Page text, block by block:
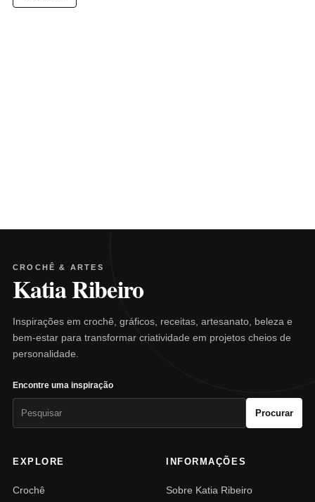
CROCHÊ & ARTES
Katia Ribeiro
Inspirações em crochê, gráficos, receitas, artesanato, beleza e
bem-estar para transformar criatividade em projetos cheios de
personalidade.
Encontre uma inspiração
Procurar
EXPLORE
Crochê
INFORMAÇÕES
Sobre Katia Ribeiro